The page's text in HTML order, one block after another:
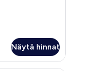
Näytä hinnat